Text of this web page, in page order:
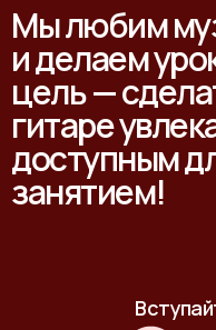
Мы любим
и делаем
цель —
гитаре
доступным
занятием!